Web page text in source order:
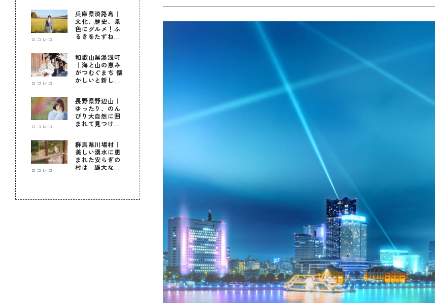
ロコレコ
兵庫県淡路島｜
文化、歴史、景
色にグルメ！ふ
るきをたずねて
ロコレコ
和歌山県湯浅町
｜海と山の恵み
がつむぐまち 懐
かしいと新しい
ロコレコ
長野県野辺山｜
ゆったり、のん
びり大自然に囲
まれて見つけ
ロコレコ
群馬県川場村｜
美しい湧水に恵
まれた安らぎの
村は 雄大な自